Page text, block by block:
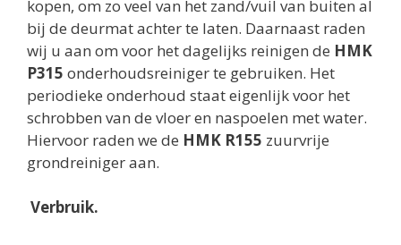
kopen, om zo veel van het zand/vuil van buiten al
bij de deurmat achter te laten. Daarnaast raden
wij u aan om voor het dagelijks reinigen de HMK
P315 onderhoudsreiniger te gebruiken. Het
periodieke onderhoud staat eigenlijk voor het
schrobben van de vloer en naspoelen met water.
Hiervoor raden we de HMK R155 zuurvrije
grondreiniger aan.
Verbruik.